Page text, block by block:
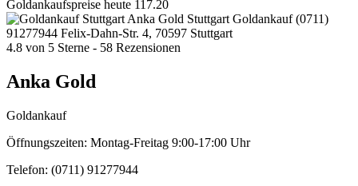
Goldankaufspreise heute 117.20
Anka Gold Stuttgart Goldankauf (0711)
91277944 Felix-Dahn-Str. 4, 70597 Stuttgart
4.8 von 5 Sterne - 58 Rezensionen
Anka Gold
Goldankauf
Öffnungszeiten: Montag-Freitag 9:00-17:00 Uhr
Telefon: (0711) 91277944